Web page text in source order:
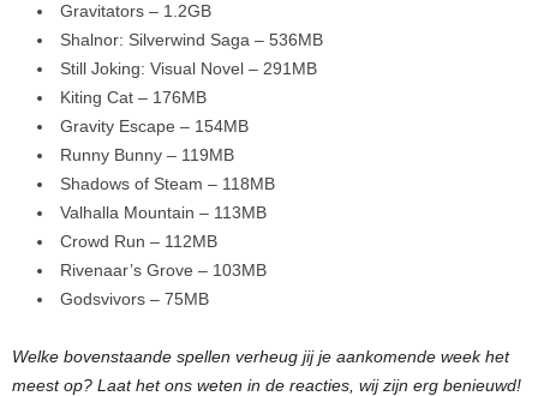
Gravitators – 1.2GB
Shalnor: Silverwind Saga – 536MB
Still Joking: Visual Novel – 291MB
Kiting Cat – 176MB
Gravity Escape – 154MB
Runny Bunny – 119MB
Shadows of Steam – 118MB
Valhalla Mountain – 113MB
Crowd Run – 112MB
Rivenaar’s Grove – 103MB
Godsvivors – 75MB
Welke bovenstaande spellen verheug jij je aankomende week het
meest op? Laat het ons weten in de reacties, wij zijn erg benieuwd!